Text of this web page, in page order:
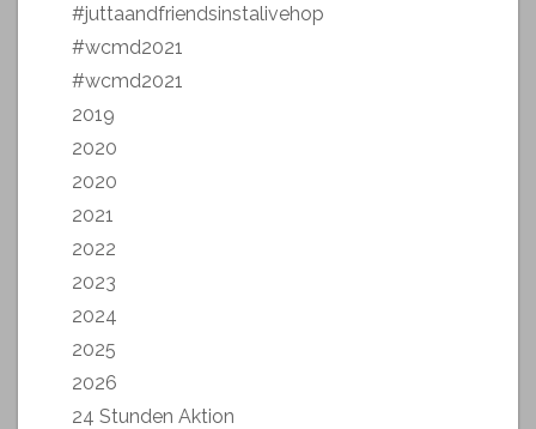
#juttaandfriendsinstalivehop
#wcmd2021
#wcmd2021
2019
2020
2020
2021
2022
2023
2024
2025
2026
24 Stunden Aktion